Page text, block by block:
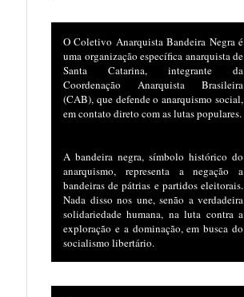
O Coletivo Anarquista Bandeira Negra é
uma organização específica anarquista de
Santa Catarina, integrante da
Coordenação Anarquista Brasileira
(CAB), que defende o anarquismo social,
em contato direto com as lutas populares.
A bandeira negra, símbolo histórico do
anarquismo, representa a negação a
bandeiras de pátrias e partidos eleitorais.
Nada disso nos une, senão a verdadeira
solidariedade humana, na luta contra a
exploração e a dominação, em busca do
socialismo libertário.